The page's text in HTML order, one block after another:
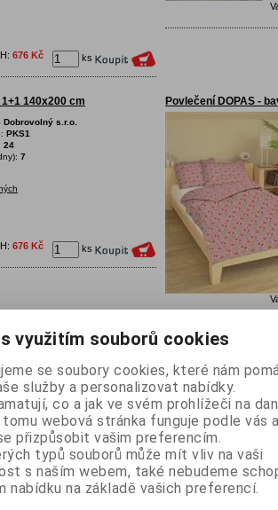
ks
676 Kč
140x200 cm
Dobrovolný s.r.o.
PKS1
24
7
ks
676 Kč
Povlečení DOPAS -
v okně 1+1 140x200
Dobrovolný s.r.o.
PBMO140x200
24
7
ks
534 Kč
Povlečení DOPAS -
využitím souborů cookies
se soubory cookies, které nám
služby a personalizovat nabídky.
co a jak ve svém prohlížeči na
webová stránka funguje podle vás
přizpůsobit vašim preferencím.
typů souborů může mít vliv na vaši
s naším webem, také nebudeme
nabídku na základě vašich preferencí.